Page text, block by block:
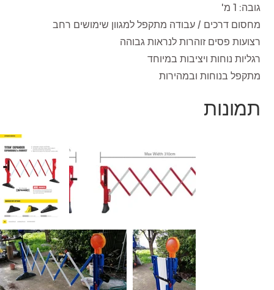
גובה: 1 מ'
מחסום דרכים / עבודה מתקפל למגוון שימושים רחב
רצועות פסים זוהרות לנראות גבוהה
רגליות נוחות ויציבות במיוחד
מתקפל בנוחות ובמהירות
תמונות